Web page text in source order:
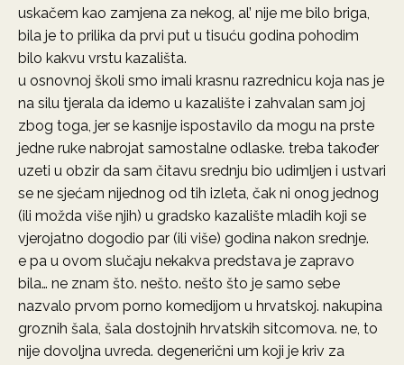
uskačem kao zamjena za nekog, al’ nije me bilo briga,
bila je to prilika da prvi put u tisuću godina pohodim
bilo kakvu vrstu kazališta.
u osnovnoj školi smo imali krasnu razrednicu koja nas je
na silu tjerala da idemo u kazalište i zahvalan sam joj
zbog toga, jer se kasnije ispostavilo da mogu na prste
jedne ruke nabrojat samostalne odlaske. treba također
uzeti u obzir da sam čitavu srednju bio udimljen i ustvari
se ne sjećam nijednog od tih izleta, čak ni onog jednog
(ili možda više njih) u gradsko kazalište mladih koji se
vjerojatno dogodio par (ili više) godina nakon srednje.
e pa u ovom slučaju nekakva predstava je zapravo
bila… ne znam što. nešto. nešto što je samo sebe
nazvalo prvom porno komedijom u hrvatskoj. nakupina
groznih šala, šala dostojnih hrvatskih sitcomova. ne, to
nije dovoljna uvreda. degenerični um koji je kriv za